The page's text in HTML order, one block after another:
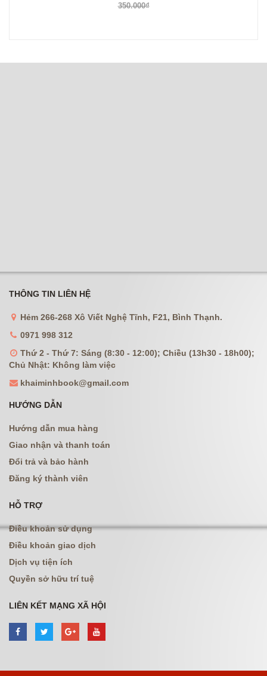
350.000₫
THÔNG TIN LIÊN HỆ
Hẻm 266-268 Xô Viết Nghệ Tĩnh, F21, Bình Thạnh.
0971 998 312
Thứ 2 - Thứ 7: Sáng (8:30 - 12:00); Chiều (13h30 - 18h00);
Chủ Nhật: Không làm việc
khaiminhbook@gmail.com
HƯỚNG DẪN
Hướng dẫn mua hàng
Giao nhận và thanh toán
Đổi trả và bảo hành
Đăng ký thành viên
HỖ TRỢ
Điều khoản sử dụng
Điều khoản giao dịch
Dịch vụ tiện ích
Quyền sở hữu trí tuệ
LIÊN KẾT MẠNG XÃ HỘI